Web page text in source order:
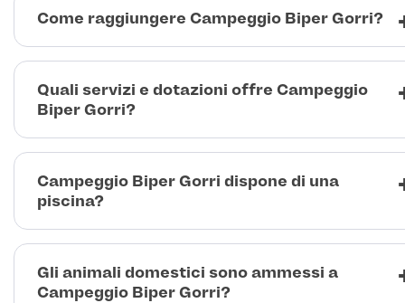
Come raggiungere Campeggio Biper Gorri?
Quali servizi e dotazioni offre Campeggio
Biper Gorri?
Campeggio Biper Gorri dispone di una
piscina?
Gli animali domestici sono ammessi a
Campeggio Biper Gorri?